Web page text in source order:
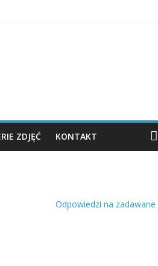
ZDJĘĆ KONTAKT
Odpowiedzi na zadawane